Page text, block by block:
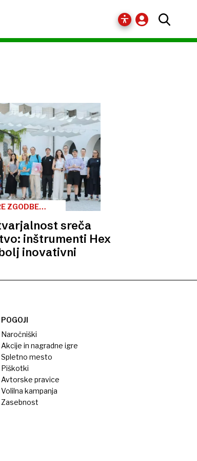
ZGODBE
sreča
inštrumenti Hex
inovativni
POGOJI
Naročniški
Akcije in nagradne igre
Spletno mesto
Piškotki
Avtorske pravice
Volilna kampanja
Zasebnost